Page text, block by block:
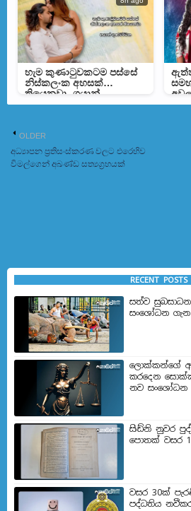
හැම කුණාටුවකටම පස්සේ
නිස්කලංක අහසක්
තියෙනවා- ගයාන්
ගුණවර්ධන
OLDER
අධ්‍යාපන ප්‍රතිසංස්කරණ වලට එරෙහිව
විමල්ගෙන් අඛණ්ඩ සත්‍යග්‍රහයක්
RECENT POSTS
සත්ව
සංශෝධන
ලොක්කන්ගේ
කරදෙන
නව සංශෝධන
සිඩ්නි නුවර
පොතක් වසර
වසර 30ක්
පද්ධතිය